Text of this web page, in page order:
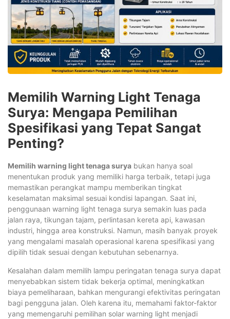
Memilih Warning Light Tenaga
Surya: Mengapa Pemilihan
Spesifikasi yang Tepat Sangat
Penting?
Memilih warning light tenaga surya bukan hanya soal
menentukan produk yang memiliki harga terbaik, tetapi juga
memastikan perangkat mampu memberikan tingkat
keselamatan maksimal sesuai kondisi lapangan. Saat ini,
penggunaan warning light tenaga surya semakin luas pada
jalan raya, tikungan tajam, perlintasan kereta api, kawasan
industri, hingga area konstruksi. Namun, masih banyak proyek
yang mengalami masalah operasional karena spesifikasi yang
dipilih tidak sesuai dengan kebutuhan sebenarnya.
Kesalahan dalam memilih lampu peringatan tenaga surya dapat
menyebabkan sistem tidak bekerja optimal, meningkatkan
biaya pemeliharaan, bahkan mengurangi efektivitas peringatan
bagi pengguna jalan. Oleh karena itu, memahami faktor-faktor
yang memengaruhi pemilihan solar warning light menjadi